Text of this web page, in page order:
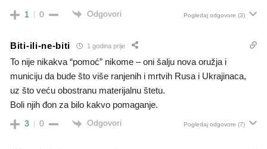
1 0 Odgovori Pogledaj odgovore (3)
Biti-ili-ne-biti 1 godina prije
To nije nikakva “pomoć” nikome – oni šalju nova oružja i
municiju da bude što više ranjenih i mrtvih Rusa i Ukrajinaca,
uz što veću obostranu materijalnu štetu.
Boli njih đon za bilo kakvo pomaganje.
3 0 Odgovori Pogledaj odgovore (7)